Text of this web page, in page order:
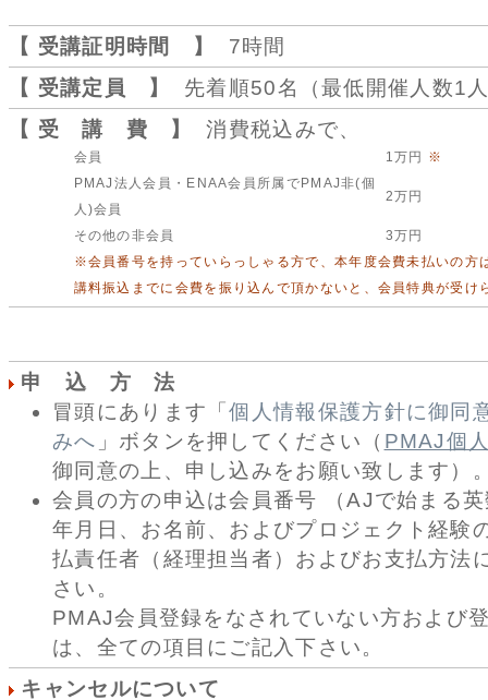
【 受講証明時間 】
7時間
【 受講定員 】
先着順50名（最低開催人数1
【 受 講 費 】
消費税込みで、
会員 1万円 ※
PMAJ法人会員・ENAA会員所属でPMAJ非(個
人)会員
2万円
その他の非会員
3万円
※会員番号を持っていらっしゃる方で、本年度会費未払いの方
講料振込までに会費を振り込んで頂かないと、会員特典が受け
申 込 方 法
冒頭にあります「個人情報保護方針に御同
みへ 」ボタンを押してください（ PMAJ個
御同意の上、申し込みをお願い致します）
会員の方の申込は会員番号 （AJで始まる
年月日、お名前、およびプロジェクト経験
払責任者（経理担当者）およびお支払方法
さい。
PMAJ会員登録をなされていない方および
は、全ての項目にご記入下さい。
キャンセルについて